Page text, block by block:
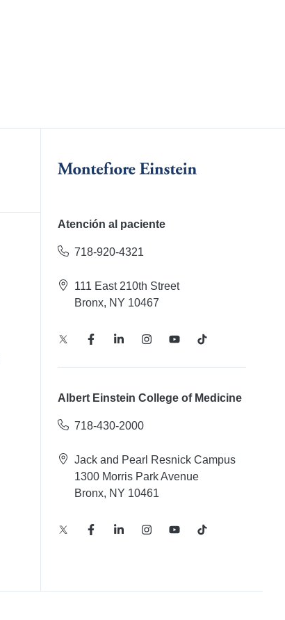
Atención al paciente
718-920-4321
111 East 210th Street
Bronx, NY 10467
Albert Einstein College of Medicine
718-430-2000
Jack and Pearl Resnick Campus
1300 Morris Park Avenue
Bronx, NY 10461